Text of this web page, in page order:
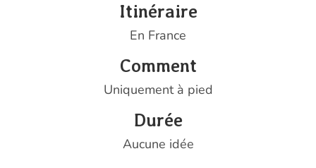
Itinéraire
En France
Comment
Uniquement à pied
Durée
Aucune idée